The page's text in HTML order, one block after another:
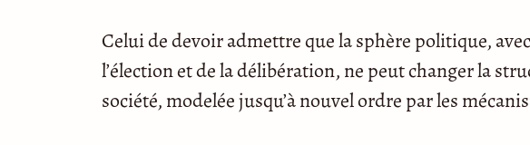
Celui de devoir admettre que la sphère politique,
l’élection et de la délibération, ne peut changer la
société, modelée jusqu’à nouvel ordre par les